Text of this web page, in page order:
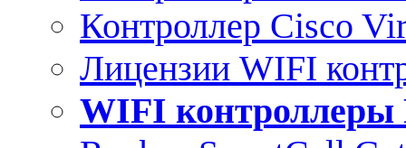
Контроллер Cisco
Лицензии WIFI
WIFI контроллеры